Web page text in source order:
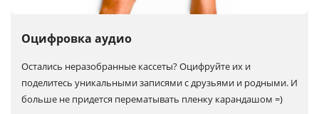
Оцифровка аудио
Остались неразобранные кассеты?Оцифруйте их и
поделитесь уникальными записями с друзьями и родными. И
больше не придется перематывать пленку карандашом =)